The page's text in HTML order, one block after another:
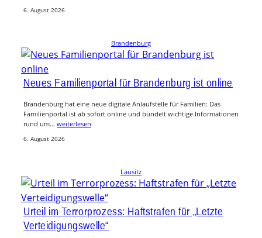
6. August 2026
Brandenburg
Neues Familienportal für Brandenburg ist online
Brandenburg hat eine neue digitale Anlaufstelle für Familien: Das
Familienportal ist ab sofort online und bündelt wichtige Informationen
rund um… weiterlesen
6. August 2026
Lausitz
Urteil im Terrorprozess: Haftstrafen für „Letzte
Verteidigungswelle“